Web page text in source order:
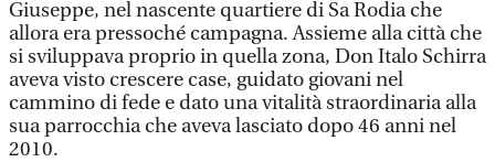
Giuseppe, nel nascente quartiere di Sa Rodia che
allora era pressoché campagna. Assieme alla città che
si sviluppava proprio in quella zona, Don Italo Schirra
aveva visto crescere case, guidato giovani nel
cammino di fede e dato una vitalità straordinaria alla
sua parrocchia che aveva lasciato dopo 46 anni nel
2010.